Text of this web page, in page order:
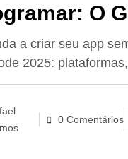
O
em
a criar seu app
2025:
0 Comentários